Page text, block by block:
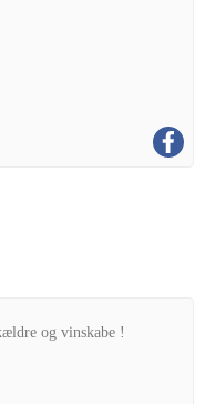
og vinskabe !